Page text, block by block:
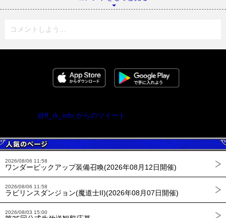
コメントしよう...
@ff_rk_info からのツイート
2026/08/06 11:58
ワンダーピックアップ装備召喚(2026年08月12日開催)
2026/08/06 11:58
ラビリンスダンジョン(魔道士II)(2026年08月07日開催)
2026/08/03 15:00